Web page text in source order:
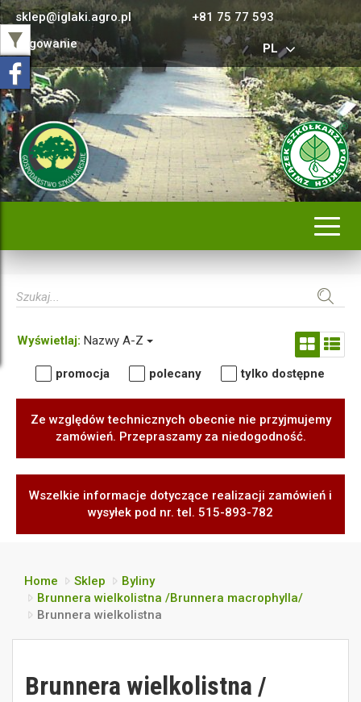
sklep@iglaki.agro.pl
+81 75 77 593
Logowanie
PL
Wyświetlaj: Nazwy A-Z
promocja polecany tylko dostępne
Ze względów technicznych obecnie nie przyjmujemy
zamówień. Przepraszamy za niedogodność.
Wszelkie informacje dotyczące realizacji zamówień i
wysyłek pod nr. tel. 515-893-782
Home Sklep
Byliny
Brunnera wielkolistna /Brunnera macrophylla/
Brunnera wielkolistna
Brunnera wielkolistna /